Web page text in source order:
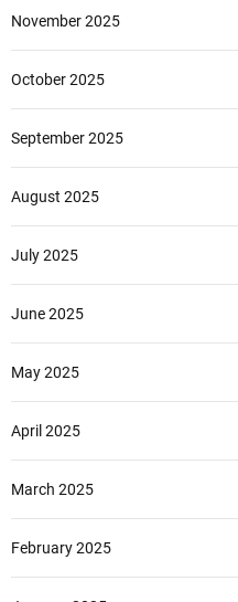
November 2025
October 2025
September 2025
August 2025
July 2025
June 2025
May 2025
April 2025
March 2025
February 2025